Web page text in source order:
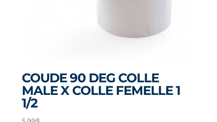
COUDE 90 DEG COLLE
MALE X COLLE FEMELLE 1
1/2